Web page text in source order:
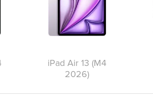
iPad Air 13 (M4
2026)